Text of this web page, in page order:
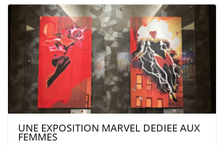
UNE EXPOSITION MARVEL DEDIEE AUX
FEMMES